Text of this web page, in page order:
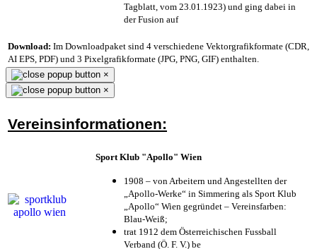
Tagblatt, vom 23.01.1923) und ging dabei in
der Fusion auf
Download: Im Downloadpaket sind 4 verschiedene Vektorgrafikformate (CDR,
AI EPS, PDF) und 3 Pixelgrafikformate (JPG, PNG, GIF) enthalten.
×
×
Vereinsinformationen:
Sport Klub "Apollo" Wien
1908 – von Arbeitern und Angestellten der
„Apollo-Werke“ in Simmering als Sport Klub
„Apollo“ Wien gegründet – Vereinsfarben:
Blau-Weiß;
trat 1912 dem Österreichischen Fussball
Verband (Ö. F. V.) be